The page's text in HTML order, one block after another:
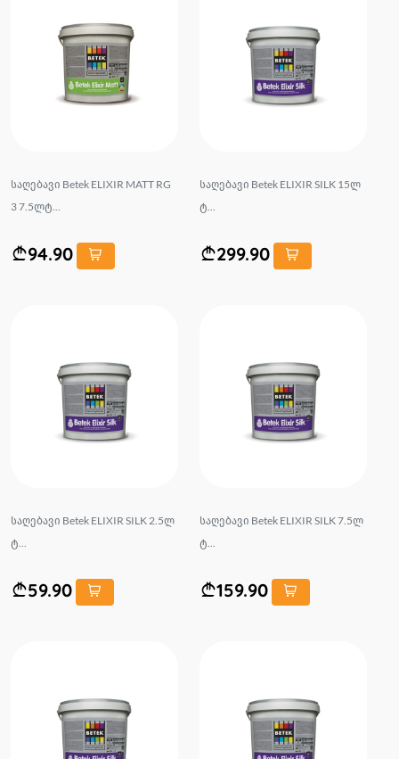
საღებავი Betek ELIXIR MATT RG
3 7.5ლტ...
94.90
საღებავი Betek ELIXIR SILK 15ლ
ტ...
299.90
საღებავი Betek ELIXIR SILK 2.5ლ
ტ...
59.90
საღებავი Betek ELIXIR SILK 7.5ლ
ტ...
159.90